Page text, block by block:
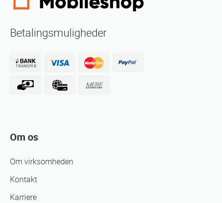
Betalingsmuligheder
MERE
Om os
Om virksomheden
Kontakt
Karriere